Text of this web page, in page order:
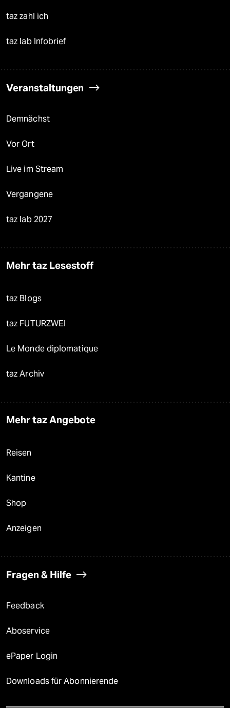
taz zahl ich
taz lab Infobrief
Veranstaltungen
Demnächst
Vor Ort
Live im Stream
Vergangene
taz lab 2027
Mehr taz Lesestoff
taz Blogs
taz FUTURZWEI
Le Monde diplomatique
taz Archiv
Mehr taz Angebote
Reisen
Kantine
Shop
Anzeigen
Fragen & Hilfe
Feedback
Aboservice
ePaper Login
Downloads für Abonnierende